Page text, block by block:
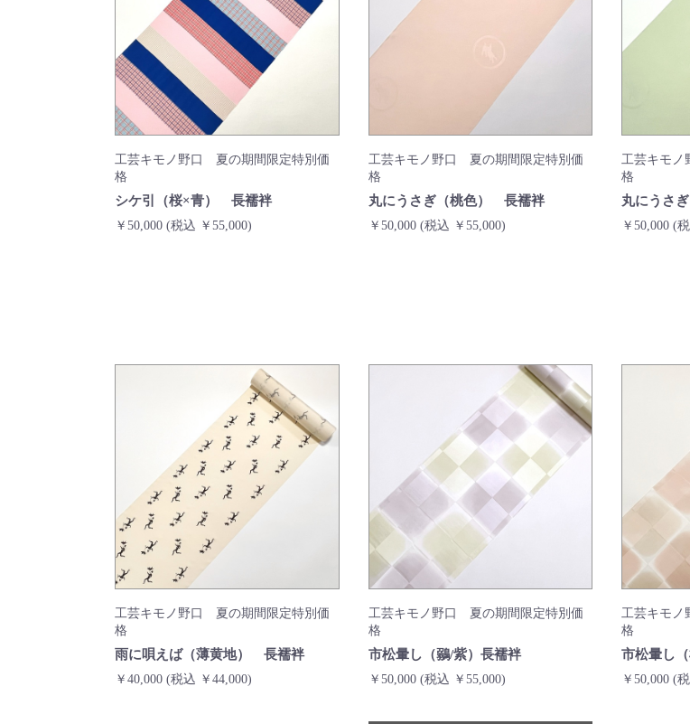
工芸キモノ野口 夏の期間限定特別価
格
シケ引（桜×青） 長襦袢
￥50,000 (税込 ￥55,000)
工芸キモノ野口 夏の期間限定特別価
格
丸にうさぎ（桃色） 長襦袢
￥50,000 (税込 ￥55,000)
工芸キモ
格
丸にうさ
￥50,000 (
工芸キモノ野口 夏の期間限定特別価
格
雨に唄えば（薄黄地） 長襦袢
￥40,000 (税込 ￥44,000)
工芸キモノ野口 夏の期間限定特別価
格
市松暈し（鶸/紫）長襦袢
￥50,000 (税込 ￥55,000)
工芸キモ
格
市松暈し
￥50,000 (